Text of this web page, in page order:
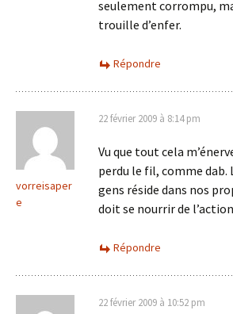
seulement corrompu,
trouille d’enfer.
Répondre
vorreisaper
e
22 février 2009 à 8:14 pm
Vu que tout cela
perdu le fil, comme dab.
gens réside dans nos
doit se nourrir de
Répondre
22 février 2009 à 10:52 pm